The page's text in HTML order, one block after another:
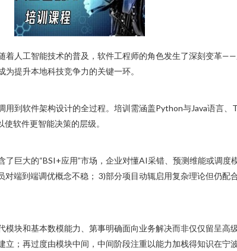
人工智能技术的普及，软件工程师的角色发生了深刻变革
提升本地科技竞争力的关键一环。
到软件架构设计的全过程。培训需涵盖Python与Java语言
软件更智能决策的层级。
巨大的“BSI+应用”市场，企业对懂AI采错、预测维能或调
端到端调优概念不稳； 3)部分项目动辄启用复杂理论但仍
块和基本数模能力、第事明确面向业务解决而非仅仅留呈高
；再过度由模块中间，中间阶段注重以能力加栈得知识在宁